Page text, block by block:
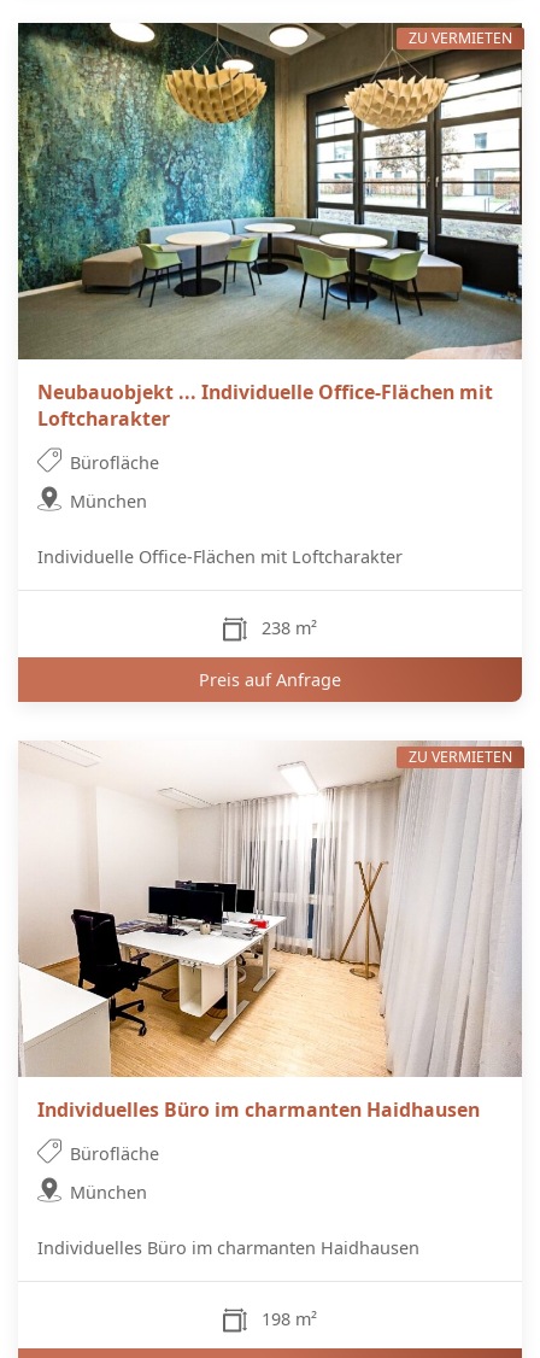
Neubauobjekt ... Individuelle Office-Flächen mit
Loftcharakter
Bürofläche
München
Individuelle Office-Flächen mit Loftcharakter
238 m²
Preis auf Anfrage
ZU VERMIETEN
Individuelles Büro im charmanten Haidhausen
Bürofläche
München
Individuelles Büro im charmanten Haidhausen
198 m²
ZU VERMIETEN